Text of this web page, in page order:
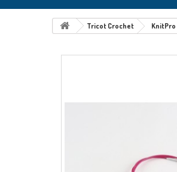
Tricot Crochet KnitPro